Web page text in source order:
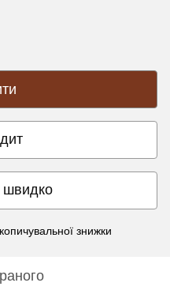
швидко
знижки